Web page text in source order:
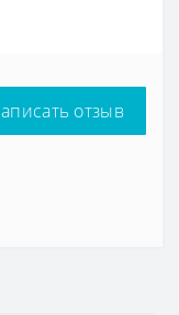
отзыв